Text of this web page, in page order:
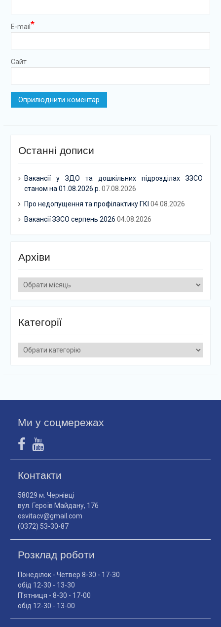
E-mail *
Сайт
Останні дописи
Вакансії у ЗДО та дошкільних підрозділах ЗЗСО
станом на 01.08.2026 р. 07.08.2026
Про недопущення та профілактику ГКІ 04.08.2026
Вакансії ЗЗСО серпень 2026 04.08.2026
Архіви
Архіви
Категорії
Категорії
Ми у соцмережах
Контакти
58029 м. Чернівці
вул. Героїв Майдану, 176
osvitacv@gmail.com
(0372) 53-30-87
Розклад роботи
Понеділок - Четвер 8-30 - 17-30
обід 12-30 - 13-30
П'ятниця - 8-30 - 17-00
обід 12-30 - 13-00